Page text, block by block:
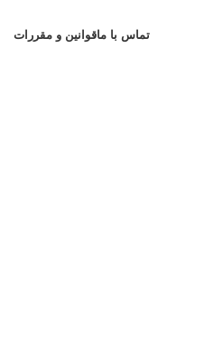
تماس با ماقوانین و مقررات